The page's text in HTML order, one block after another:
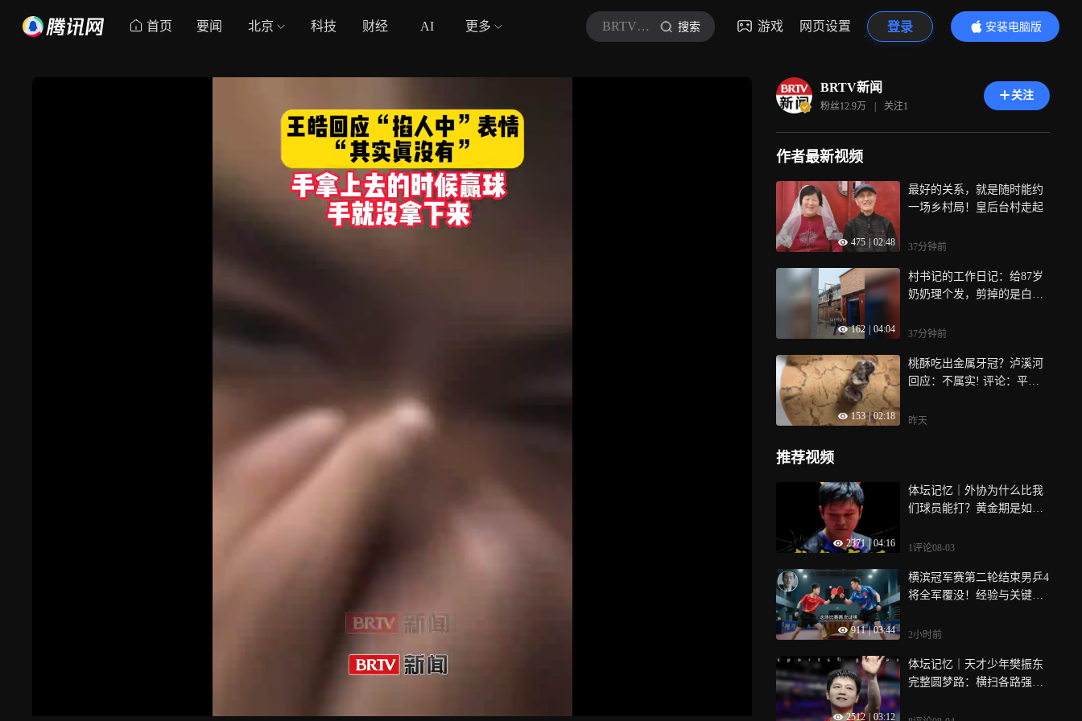
首页 要闻 北京 科技 财经 AI 更多 BRTV新闻 搜索 游戏 网页设置 登录
安装电脑版
内容更精彩
BRTV新闻
粉丝12.9万 | 关注1
关注
作者最新视频
475 02:48
最好的关系，就是随时能约
一场乡村局！皇后台村走起
37分钟前
162 04:04
村书记的工作日记：给87岁
奶奶理个发，剪掉的是白
37分钟前
153 | 02:18
桃酥吃出金属牙冠？泸溪河
回应：不属实! 评论：平台
昨天
推荐视频
2371 04:16
体坛记忆｜外协为什么比我
们球员能打？黄金期是如何
1评论08-03
911 | 03:44
横滨冠军赛第二轮结束男乒4
将全军覆没！经验与关键球
2小时前
2512 03:12
体坛记忆｜天才少年樊振东
完整圆梦路：横扫各路强
超级全满贯